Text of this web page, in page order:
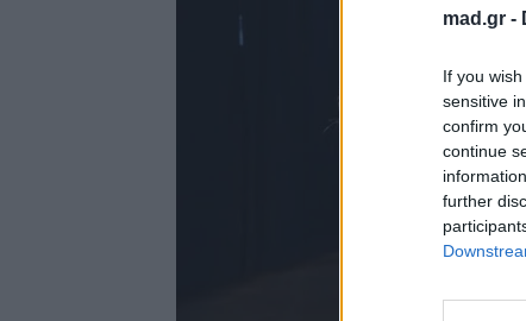
mad.gr -
If you
sensitive
confirm
continue
further